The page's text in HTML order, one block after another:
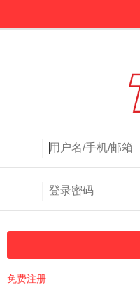
免费注册